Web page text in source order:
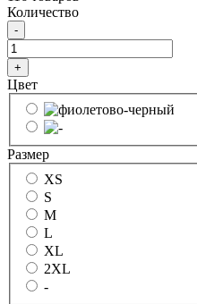
Количество
-
+
Цвет
Размер
XS
S
M
L
XL
2XL
-